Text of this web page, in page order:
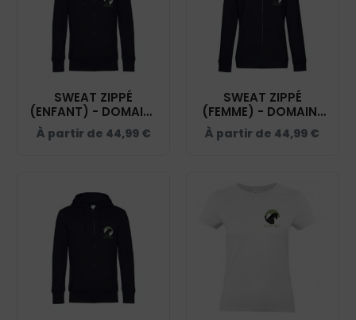
SWEAT ZIPPÉ
(ENFANT) - DOMAINE
DES HARDIES - NAVY
- K455
À partir de 44,99 €
SWEAT ZIPPÉ
(FEMME) - DOMAINE
DES HARDIES - NAVY
- BCW03Q
À partir de 44,99 €